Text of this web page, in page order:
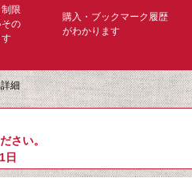
限
の
購入・ブックマーク履歴
がわかります
細
さい。
日